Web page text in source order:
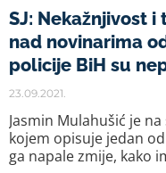
SJ: Nekažnjivost
nad novinarima
policije BiH su
23.09.2021.
Jasmin Mulahušić je
kojem opisuje jedan
ga napale zmije, kako